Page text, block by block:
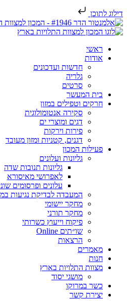
דילוג לתוכן
ראשי
אודות
חדשות ועדכונים
גלריה
סרטים
בית המעשר
חרקים וטפילים במזון
סקירה אנטומולוגית
דגים ומוצרי ים
פירות וירקות
דגנים, קטניות ומזון מעובד
פעילות המכון
גליונות ועלונים
גליונות תנובות שדה
לאפרושי מאיסורא
עלונים ופרסומים
המעבדה לבדיקת נגיעות
מחקר יישומי
מחקר תורני
פיקוח וייעוץ כשרותי
שו״תים Online
הרצאות
מאמרים
חנות
מצוות התלויות בארץ
מושגי יסוד
כשר במרוקו
יצירת קשר